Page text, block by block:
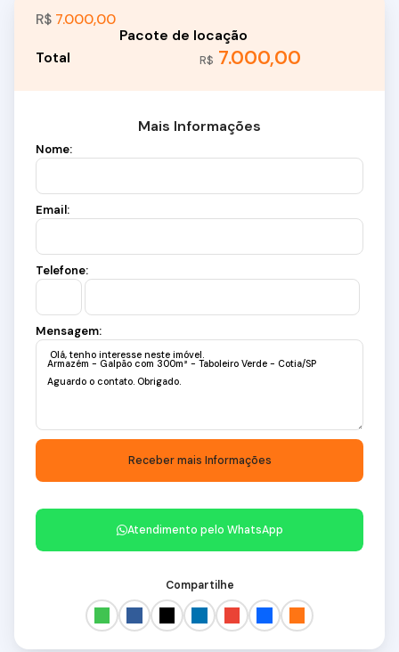
R$ 7.000,00
R$ 7.000,00
Mais Informações
Nome:
Email:
Telefone:
Mensagem:
Atendimento pelo WhatsApp
Compartilhe